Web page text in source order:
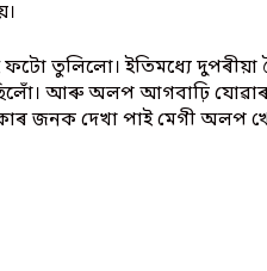
ফটো তুলিলো। ইতিমধ্যে
আৰু অলপ আগবাঢ়ি যোৱাৰ
জনক দেখা পাই মেগী অলপ